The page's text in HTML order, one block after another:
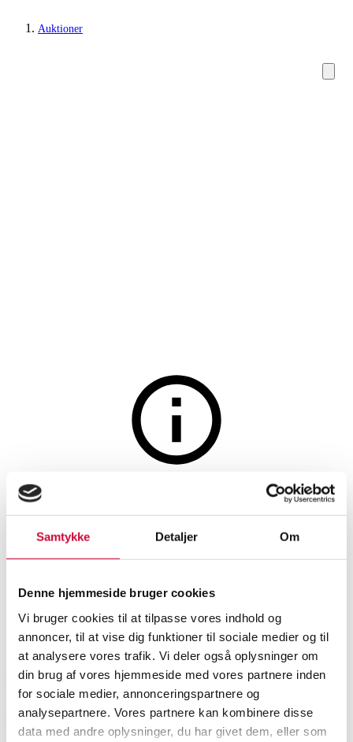
Samtykke Detaljer Om
Denne hjemmeside bruger cookies
Vi bruger cookies til at tilpasse vores indhold og
annoncer, til at vise dig funktioner til sociale medier og til
at analysere vores trafik. Vi deler også oplysninger om
din brug af vores hjemmeside med vores partnere inden
for sociale medier, annonceringspartnere og
analysepartnere. Vores partnere kan kombinere disse
data med andre oplysninger, du har givet dem, eller som
Auktioner
Herreure
Chronographe Suisse. Vintage
herreur i forgyldt stål,
SHOWROOM
Roskilde
VURDERING
DKK 5.000
VARENUMMER
6542837
Beskrivelse